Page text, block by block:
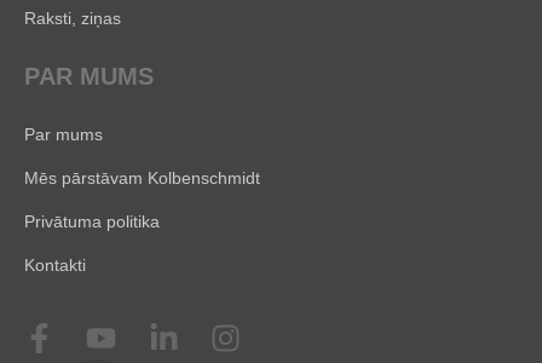
Raksti, ziņas
PAR MUMS
Par mums
Mēs pārstāvam Kolbenschmidt
Privātuma politika
Kontakti